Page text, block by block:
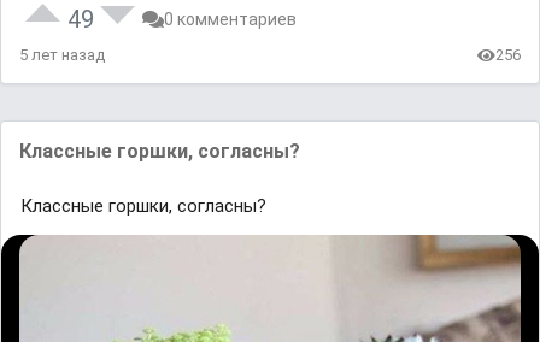
49 0 комментариев
5 лет назад 256
Классные горшки, согласны?
Классные горшки, согласны?